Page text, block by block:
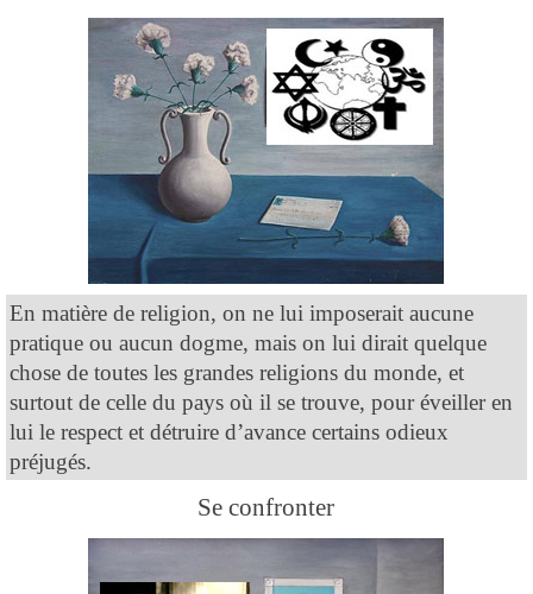
En matière de religion, on ne lui imposerait aucune
pratique ou aucun dogme, mais on lui dirait quelque
chose de toutes les grandes religions du monde, et
surtout de celle du pays où il se trouve, pour éveiller en
lui le respect et détruire d’avance certains odieux
préjugés.
Se confronter